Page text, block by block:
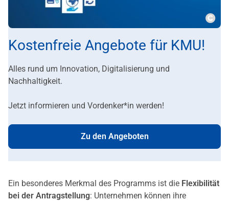
Kostenfreie Angebote für KMU!
Alles rund um Innovation, Digitalisierung und
Nachhaltigkeit.
Jetzt informieren und Vordenker*in werden!
Zu den Angeboten
Ein besonderes Merkmal des Programms ist die Flexibilität
bei der Antragstellung: Unternehmen können ihre